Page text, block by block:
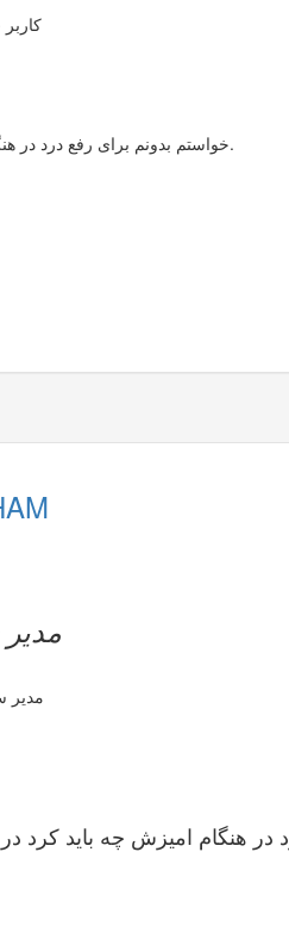
خواستم بدونم برای رفع درد در هنگام امیزش چه باید كرد؟ در زمان دخول این درد زیاد است .من 5 ساله ازدواج كردم و پرده بكارتم حلقوی هست.